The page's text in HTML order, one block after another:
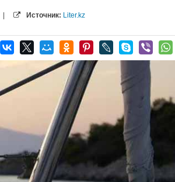
| Источник: Liter.kz